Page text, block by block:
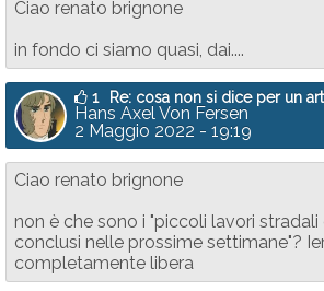
Ciao renato brignone
in fondo ci siamo quasi, dai....
1 Re: cosa non si dice per un
Hans Axel Von Fersen
2 Maggio 2022 - 19:19
Ciao renato brignone
non è che sono i "piccoli lavori stradali
conclusi nelle prossime settimane"?
completamente libera